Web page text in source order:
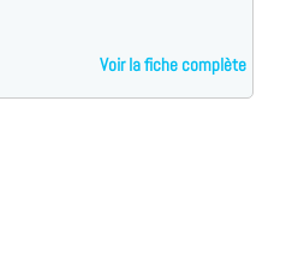
Voir la fiche complète